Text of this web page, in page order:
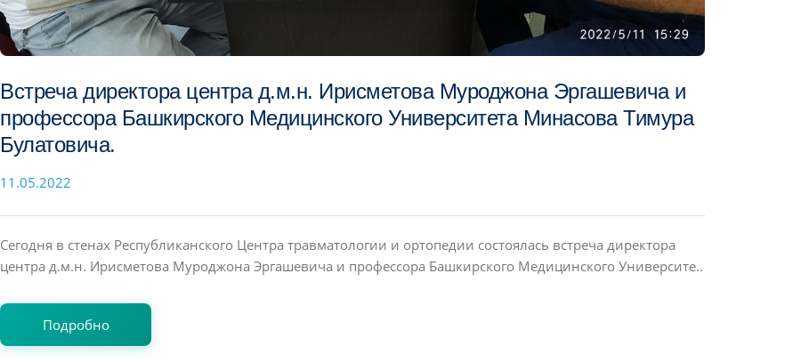
Встреча директора центра д.м.н. Ирисметова Муроджона Эргашевича и
профессора Башкирского Медицинского Университета Минасова Тимура
Булатовича.
11.05.2022
Сегодня в стенах Республиканского Центра травматологии и ортопедии состоялась встреча директора
центра д.м.н. Ирисметова Муроджона Эргашевича и профессора Башкирского Медицинского Университе..
Подробно